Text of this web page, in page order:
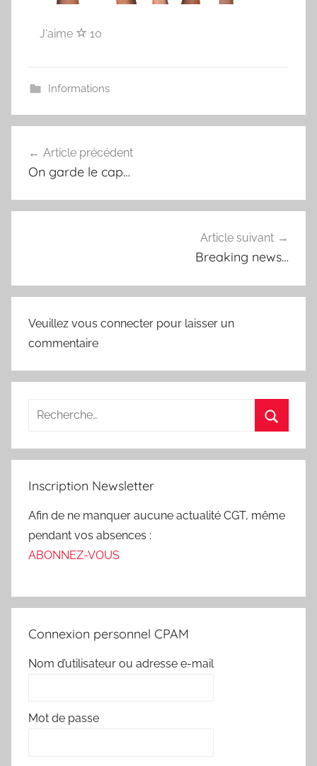
J'aime 10
Informations
de
Article précédent
On garde le cap…
Article suivant
Breaking news…
Veuillez vous connecter pour laisser un
commentaire
Inscription Newsletter
Afin de ne manquer aucune actualité CGT, même
pendant vos absences :
ABONNEZ-VOUS
Connexion personnel CPAM
Nom d’utilisateur ou adresse e-mail
Mot de passe